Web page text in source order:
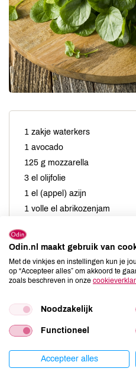
1 zakje waterkers
1 avocado
125 g mozzarella
3 el olijfolie
1 el (appel) azijn
1 volle el abrikozenjam
zeezout naar smaak
snijden. Deze
Odin.nl maakt gebruik van
Met de vinkjes en instellingen kun je
op “Accepteer alles” om akkoord te
zoals beschreven in onze
Noodzakelijk
Functioneel
Accepteer alles